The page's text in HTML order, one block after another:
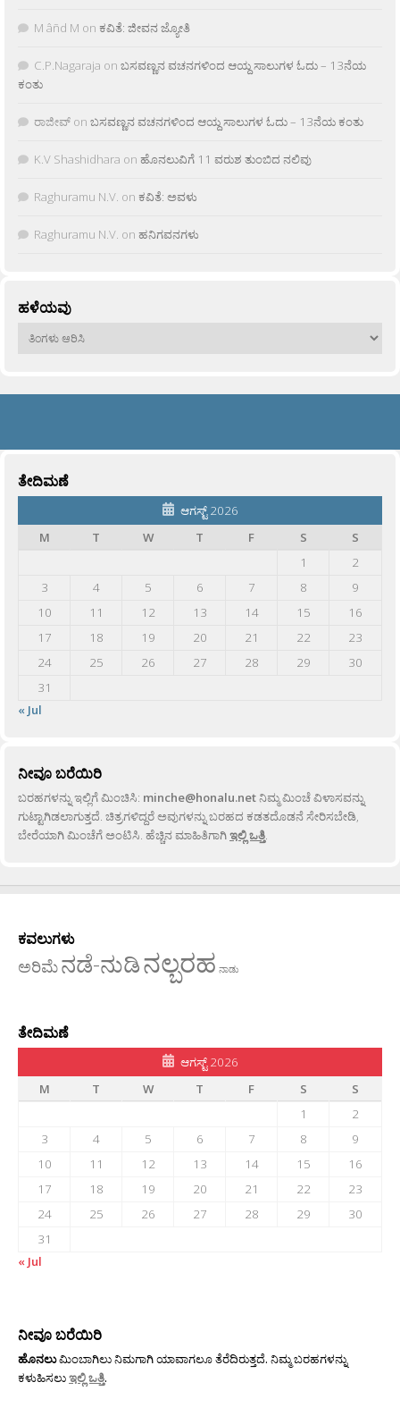
M âñd M on ಕವಿತೆ: ಜೀವನ ಜ್ಯೋತಿ
C.P.Nagaraja on ಬಸವಣ್ಣನ ವಚನಗಳಿಂದ ಆಯ್ದ ಸಾಲುಗಳ ಓದು – 13ನೆಯ
ಕಂತು
ರಾಜೀವ್ on ಬಸವಣ್ಣನ ವಚನಗಳಿಂದ ಆಯ್ದ ಸಾಲುಗಳ ಓದು – 13ನೆಯ ಕಂತು
K.V Shashidhara on ಹೊನಲುವಿಗೆ 11 ವರುಶ ತುಂಬಿದ ನಲಿವು
Raghuramu N.V. on ಕವಿತೆ: ಅವಳು
Raghuramu N.V. on ಹನಿಗವನಗಳು
ಹಳೆಯವು
ಹಳೆಯವು
ತೇದಿಮಣೆ
ಆಗಸ್ಟ್ 2026
M
T W T F S
S
1
2
3
4 5 6 7 8
9
10
11 12 13 14 15
16
17
18 19 20 21 22
23
24
25 26 27 28 29
30
31
« Jul
ನೀವೂ ಬರೆಯಿರಿ
ಬರಹಗಳನ್ನು ಇಲ್ಲಿಗೆ ಮಿಂಚಿಸಿ: minche@honalu.netನಿಮ್ಮ ಮಿಂಚೆ ವಿಳಾಸವನ್ನು
ಗುಟ್ಟಾಗಿಡಲಾಗುತ್ತದೆ. ಚಿತ್ರಗಳಿದ್ದರೆ ಅವುಗಳನ್ನು ಬರಹದ ಕಡತದೊಡನೆ ಸೇರಿಸಬೇಡಿ,
ಬೇರೆಯಾಗಿ ಮಿಂಚೆಗೆ ಅಂಟಿಸಿ. ಹೆಚ್ಚಿನ ಮಾಹಿತಿಗಾಗಿಇಲ್ಲಿ ಒತ್ತಿ.
ಕವಲುಗಳು
ಅರಿಮೆನಡೆ-ನುಡಿನಲ್ಬರಹ ನಾಡು
ತೇದಿಮಣೆ
ಆಗಸ್ಟ್ 2026
M
T W T F S
S
1
2
3
4 5 6 7 8
9
10
11 12 13 14 15
16
17
18 19 20 21 22
23
24
25 26 27 28 29
30
31
« Jul
ನೀವೂ ಬರೆಯಿರಿ
ಹೊನಲುಮಿಂಬಾಗಿಲು ನಿಮಗಾಗಿ ಯಾವಾಗಲೂ ತೆರೆದಿರುತ್ತದೆ. ನಿಮ್ಮ ಬರಹಗಳನ್ನು
ಕಳುಹಿಸಲುಇಲ್ಲಿ ಒತ್ತಿ.